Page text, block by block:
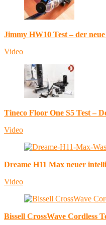
Jimmy HW10 Test – der
Video
Tineco Floor One S5 Test –
Video
Dreame H11 Max neuer
Video
Bissell CrossWave Cordless